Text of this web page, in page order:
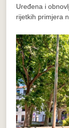
Uređena i
rijetkih primjera